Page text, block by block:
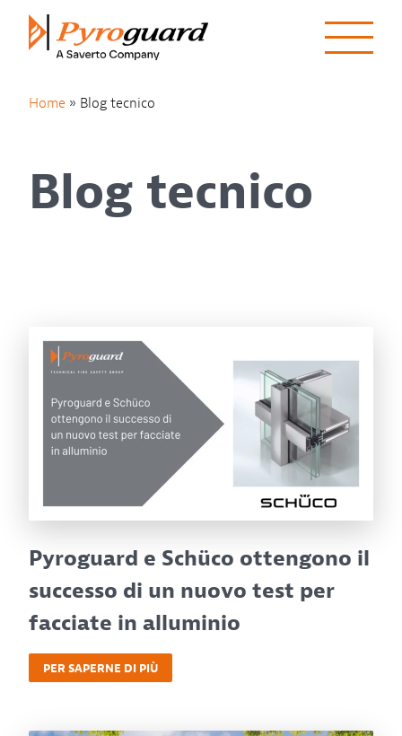
Skip to content
Home » Blog tecnico
Blog tecnico
Pyroguard e Schüco ottengono il
successo di un nuovo test per
facciate in alluminio
PER SAPERNE DI PIÙ